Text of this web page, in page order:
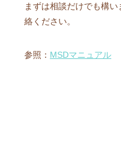
まずは相談だけでも構
絡ください。
参照： MSDマニュアル